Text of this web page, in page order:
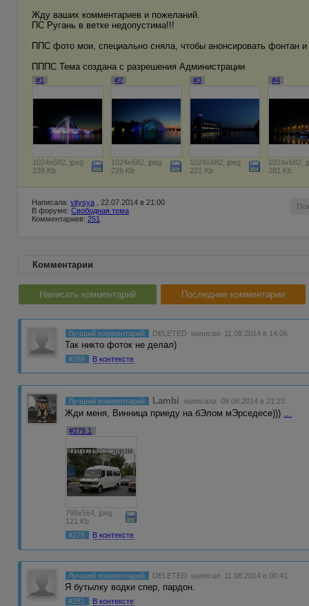
Жду ваших комментариев и пожеланий.
ПС Ругань в ветке недопустима!!!
ППС фото мои, специально сняла, чтобы анонсировать фонтан и
ПППС Тема создана с разрешения Администрации
#1
1024x682, jpeg
239 Kb
#2
1024x682, jpeg
226 Kb
#3
1024x682, jpeg
221 Kb
#4
1024x682,
281 Kb
Написала: vitysya , 22.07.2014 в 21:00
В форуме: Свободная тема
Комментариев: 251
Комментарии
Написать комментарий Последние комментарии
Лучший комментарий DELETED написал 11.08.2014 в 14:06
Так никто фоток не делал)
#288 В контексте
Лучший комментарий Lambi написала 08.08.2014 в 21:23
Жди меня, Винница приеду на бЭлом мЭрседесе)))
#279.1
798x564, jpeg
121 Kb
#279
В контексте
Лучший комментарий DELETED написал 11.08.2014 в 00:41
Я бутылку водки спер, пардон.
#281 В контексте